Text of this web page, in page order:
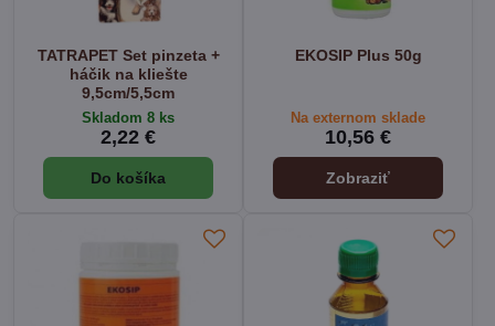
TATRAPET Set pinzeta +
háčik na kliešte
9,5cm/5,5cm
Skladom 8 ks
2,22 €
Do košíka
EKOSIP Plus 50g
Na externom sklade
10,56 €
Zobraziť